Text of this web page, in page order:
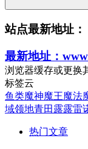
站点最新地址：
最新地址：
浏览器缓存或更换
标签云
鱼类魔神魔王魔法
域领地青田 露露雷
热门文章